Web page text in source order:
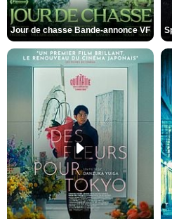
Jour de chasse Bande-annonce VF